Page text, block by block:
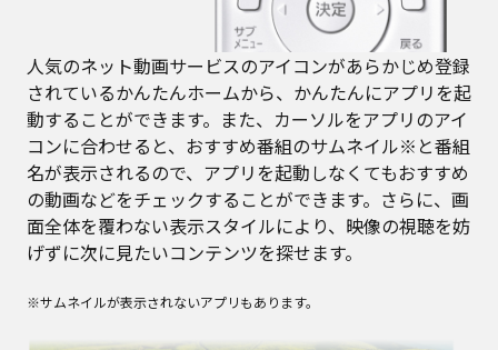
人気のネット動画サービスのアイコンがあらかじめ登録
されているかんたんホームから、かんたんにアプリを起
動することができます。また、カーソルをアプリのアイ
コンに合わせると、おすすめ番組のサムネイル※と番組
名が表示されるので、アプリを起動しなくてもおすすめ
の動画などをチェックすることができます。さらに、画
面全体を覆わない表示スタイルにより、映像の視聴を妨
げずに次に見たいコンテンツを探せます。
※サムネイルが表示されないアプリもあります。